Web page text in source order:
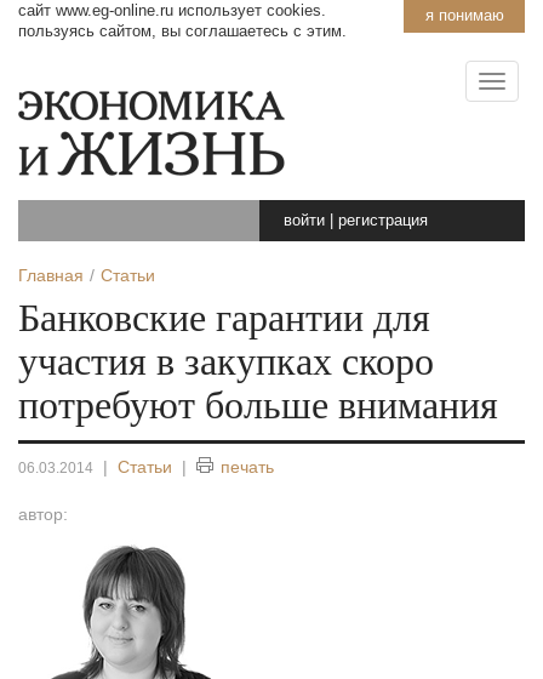
я понимаю
сайт www.eg-online.ru использует cookies.
пользуясь сайтом, вы соглашаетесь с этим.
войти регистрация
Главная Статьи
Банковские гарантии для
участия в закупках скоро
потребуют больше внимания
06.03.2014 | Статьи | печать
автор: